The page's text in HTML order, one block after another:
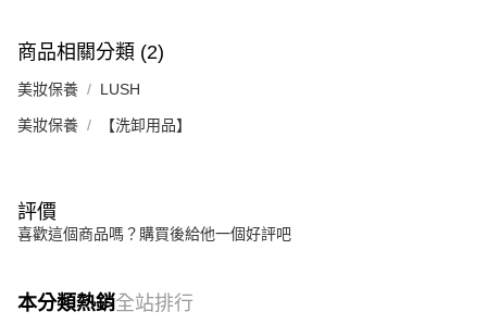
商品相關分類 (2)
美妝保養 LUSH
美妝保養 【洗卸用品】
評價
喜歡這個商品嗎？購買後給他一個好評吧
本分類熱銷全站排行